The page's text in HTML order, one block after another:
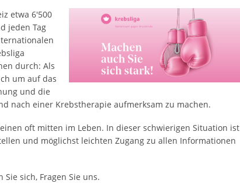
etwa 6'500
jeden Tag
durch: Als
um auf das
und die
nach einer Krebstherapie aufmerksam zu machen.
oft mitten im Leben. In dieser schwierigen Situation ist
und möglichst leichten Zugang zu allen Informationen
sich, Fragen Sie uns.